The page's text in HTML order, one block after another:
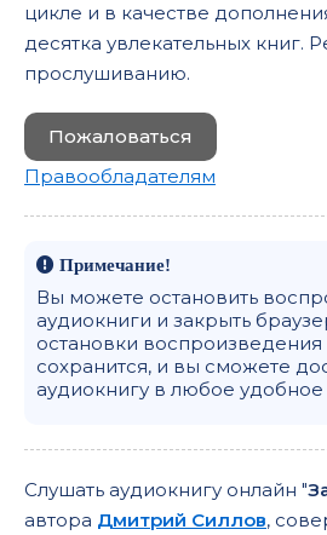
цикле и в качестве
десятка увлекательных книг.
прослушиванию.
Пожаловаться
Правообладателям
Примечание!
Вы можете остановить
аудиокниги и закрыть
остановки воспроизведения
сохранится, и вы сможете
аудиокнигу в любое
Слушать аудиокнигу онлайн "
автора Дмитрий Силлов,